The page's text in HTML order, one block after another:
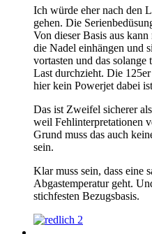
Ich würde eher nach den
gehen. Die
Von dieser Basis aus
die Nadel einhängen und
vortasten und das
Last durchzieht. Die
hier kein Powerjet dabei
Das ist Zweifel sicherer
weil Fehlinterpretationen
Grund muss das auch
sein.
Klar muss sein, dass eine
Abgastemperatur geht.
stichfesten Bezugsbasis.
2